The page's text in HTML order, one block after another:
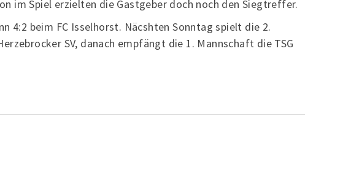
im Spiel erzielten die Gastgeber doch noch den Siegtreffer.
4:2 beim FC Isselhorst. Näcshten Sonntag spielt die 2.
SV, danach empfängt die 1. Mannschaft die TSG